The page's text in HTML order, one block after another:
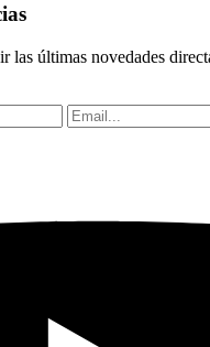
las últimas novedades